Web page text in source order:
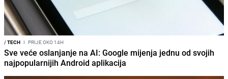
/TECH I PRIJE OKO 14H
Sve veće oslanjanje na AI: Google mijenja jednu od svojih
najpopularnijih Android aplikacija